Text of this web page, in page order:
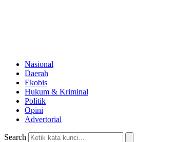
Nasional
Daerah
Ekobis
Hukum & Kriminal
Politik
Opini
Advertorial
Search